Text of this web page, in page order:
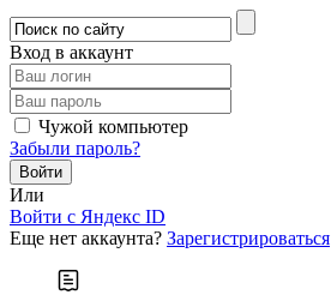
Вход в аккаунт
Чужой компьютер
Забыли пароль?
Или
Войти c Яндекс ID
Еще нет аккаунта? Зарегистрироваться